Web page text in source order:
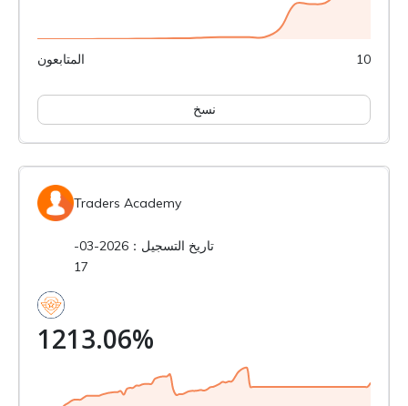
المتابعون 10
نسخ
Traders Academy
تاريخ التسجيل：2026-03-
17
1213.06%